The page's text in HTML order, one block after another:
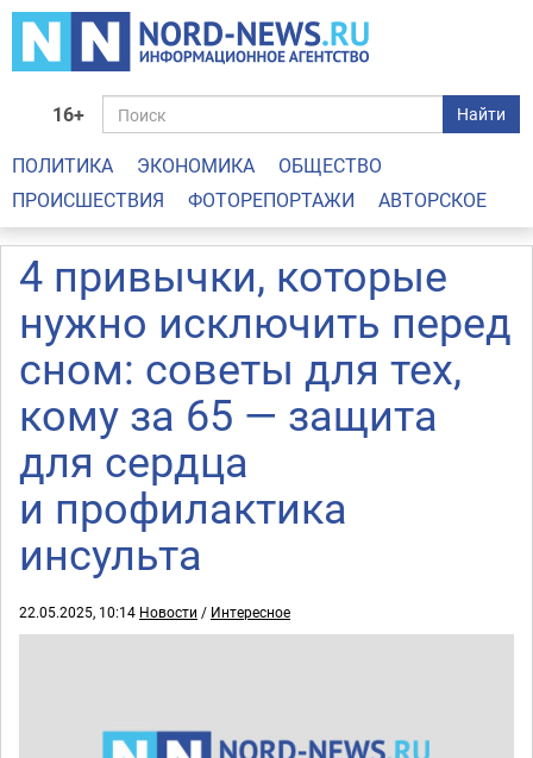
16+ Найти
ПОЛИТИКА ЭКОНОМИКА
ОБЩЕСТВО
ПРОИСШЕСТВИЯ
ФОТОРЕПОРТАЖИ АВТОРСКОЕ
4 привычки, которые
нужно исключить перед
сном: советы для тех,
кому за 65 — защита
для сердца
и профилактика
инсульта
22.05.2025, 10:14 Новости / Интересное